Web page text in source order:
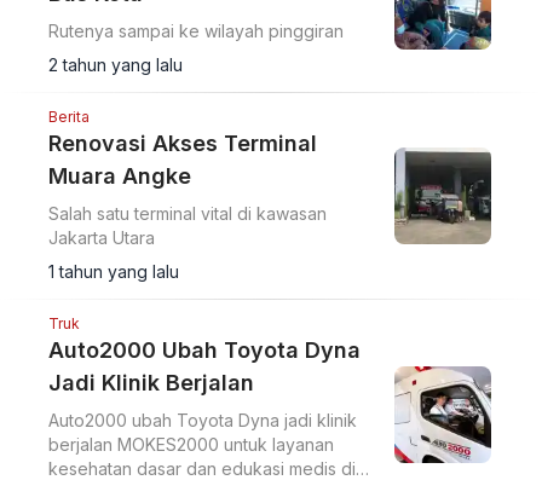
Rutenya sampai ke wilayah pinggiran
2 tahun yang lalu
Berita
Renovasi Akses Terminal
Muara Angke
Salah satu terminal vital di kawasan
Jakarta Utara
1 tahun yang lalu
Truk
Auto2000 Ubah Toyota Dyna
Jadi Klinik Berjalan
Auto2000 ubah Toyota Dyna jadi klinik
berjalan MOKES2000 untuk layanan
kesehatan dasar dan edukasi medis di